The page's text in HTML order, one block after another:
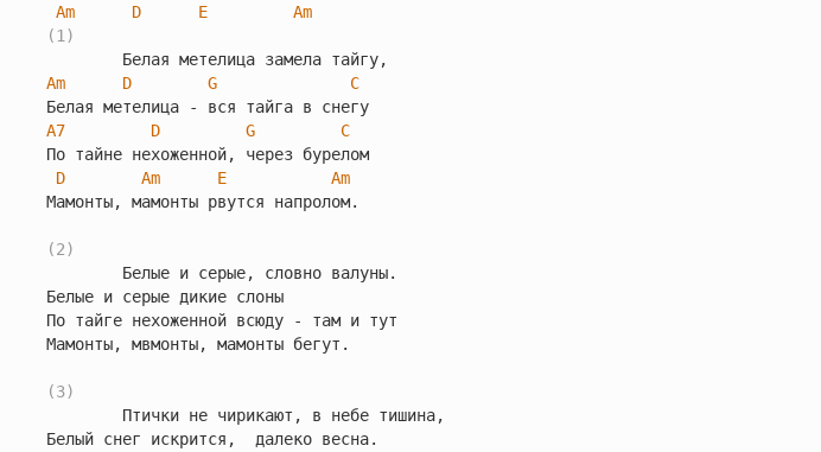
Am D E
Am
(1)
Am
D G
C
A7
D G
C
По тайне нехоженной, чеpез буpелом
D
Am E
Am
Мамонты, мамонты pвутся напpолом.
(2)
        Белые и серые, словно валуны.
Белые и серые дикие слоны
По тайге нехоженной всюду - там и тут
Мамонты, мвмонты, мамонты бегут.
(3)
        Птички не чирикают, в небе тишина,
Белый снег искрится,  далеко весна.